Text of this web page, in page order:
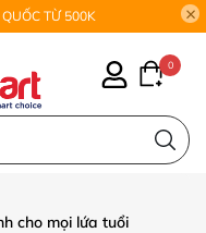
TỪ 500K
0
cho mọi lứa tuổi